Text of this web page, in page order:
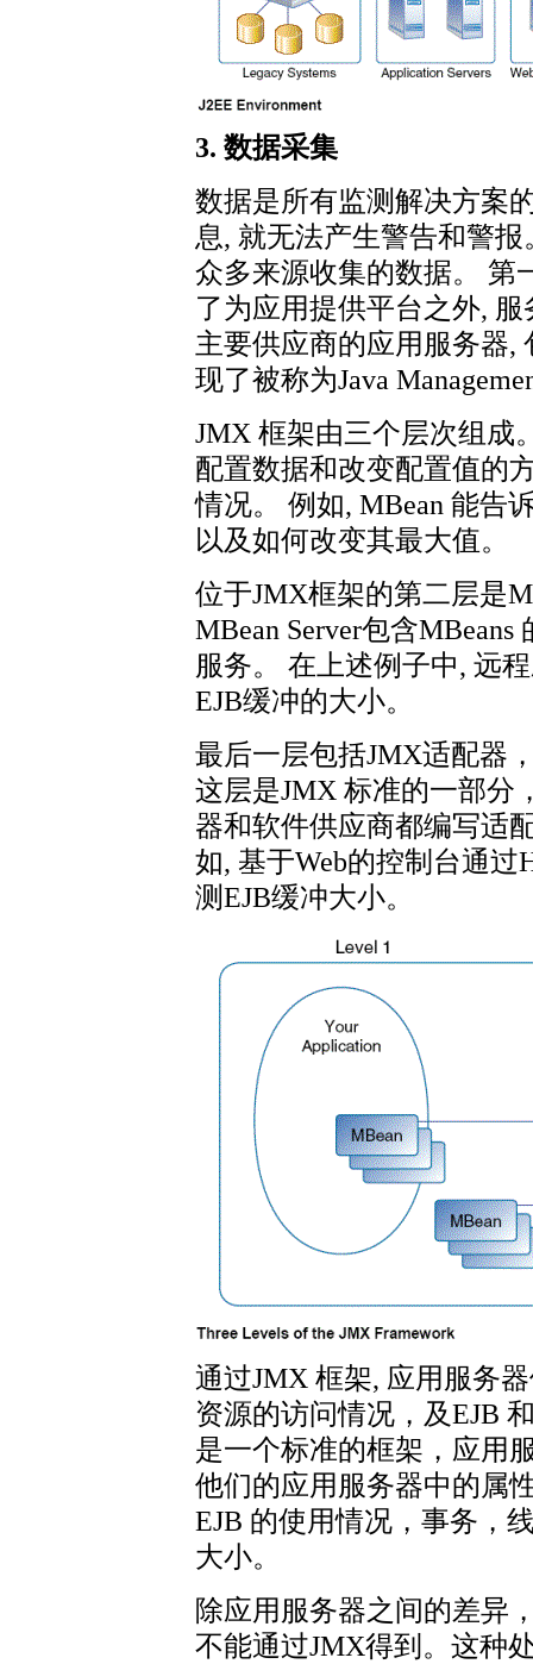
3. 数据采集
数据是所有监测解决方案
息, 就无法产生警告和警
众多来源收集的数据。 第
了为应用提供平台之外,
主要供应商的应用服务器,
现了被称为Java
JMX 框架由三个层次组成
配置数据和改变配置值的
情况。 例如, MBean 能告
以及如何改变其最大值。
位于JMX框架的第二层是
MBean Server包含
服务。 在上述例子中, 远
EJB缓冲的大小。
最后一层包括JMX适配器
这层是JMX 标准的一部分
器和软件供应商都编写适
如, 基于Web的控制台通过
测EJB缓冲大小。
通过JMX 框架, 应用服务
资源的访问情况，及EJB
是一个标准的框架，应用
他们的应用服务器中的属
EJB 的使用情况，事务，
大小。
除应用服务器之间的差异
不能通过JMX得到。这种